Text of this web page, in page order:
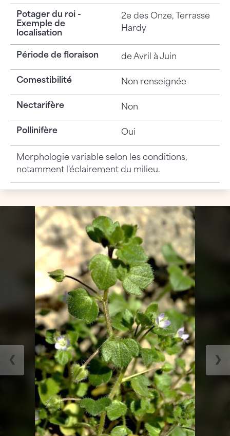
Potager du roi -
Exemple de
localisation
2e des Onze, Terrasse
Hardy
Période de floraison de Avril à Juin
Comestibilité Non renseignée
Nectarifère Non
Pollinifère Oui
Morphologie variable selon les conditions,
notamment l'éclairement du milieu.
❮ ❯